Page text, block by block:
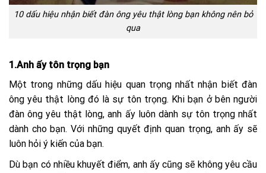
10 dấu hiệu nhận biết đàn ông yêu thật lòng bạn không nên bỏ
qua
1.Anh ấy tôn trọng bạn
Một trong những dấu hiệu quan trọng nhất nhận biết đàn
ông yêu thật lòng đó là sự tôn trọng. Khi bạn ở bên người
đàn ông yêu thật lòng, anh ấy luôn dành sự tôn trọng nhất
dành cho bạn. Với những quyết định quan trọng, anh ấy sẽ
luôn hỏi ý kiến của bạn.
Dù bạn có nhiều khuyết điểm, anh ấy cũng sẽ không yêu cầu